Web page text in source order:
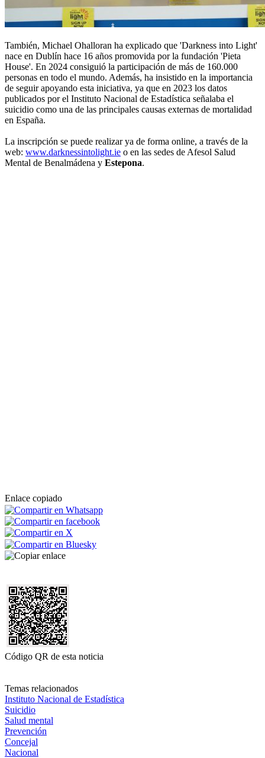
También, Michael Ohalloran ha explicado que 'Darkness into Light'
nace en Dublín hace 16 años promovida por la fundación 'Pieta
House'. En 2024 consiguió la participación de más de 160.000
personas en todo el mundo. Además, ha insistido en la importancia
de seguir apoyando esta iniciativa, ya que en 2023 los datos
publicados por el Instituto Nacional de Estadística señalaba el
suicidio como una de las principales causas externas de mortalidad
en España.
La inscripción se puede realizar ya de forma online, a través de la
web: www.darknessintolight.ie o en las sedes de Afesol Salud
Mental de Benalmádena y Estepona.
Enlace copiado
Código QR de esta noticia
Temas relacionados
Instituto Nacional de Estadística
Suicidio
Salud mental
Prevención
Concejal
Nacional